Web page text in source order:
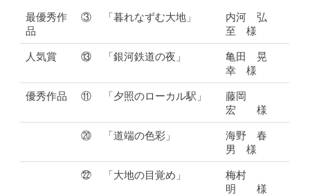
最優秀作
品
③ 「暮れなずむ大地」
内河 弘
至 様
人気賞
⑬ 「銀河鉄道の夜」
亀田 晃
幸 様
優秀作品
⑪ 「夕照のローカル駅」
藤岡
宏 様
⑳
「道端の色彩」
海野 春
男 様
㉒
「大地の目覚め」
梅村
明 様